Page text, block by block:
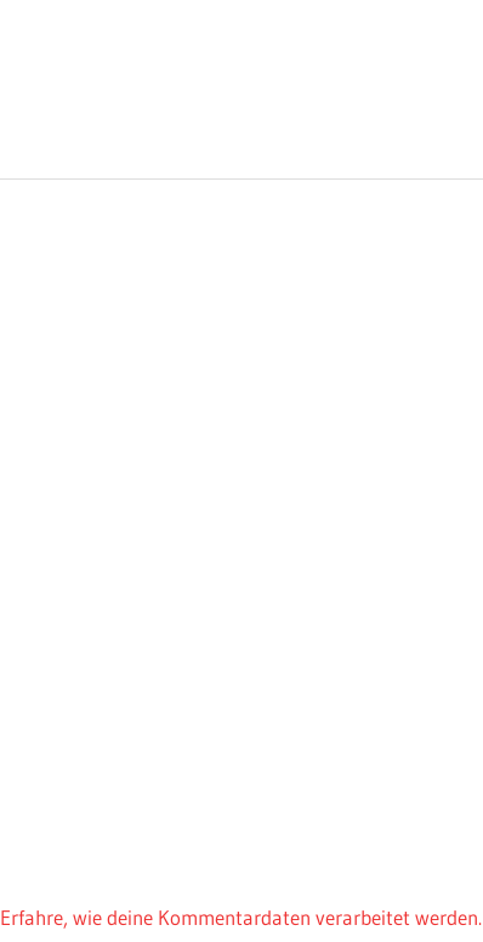
Erfahre, wie deine Kommentardaten verarbeitet werden.